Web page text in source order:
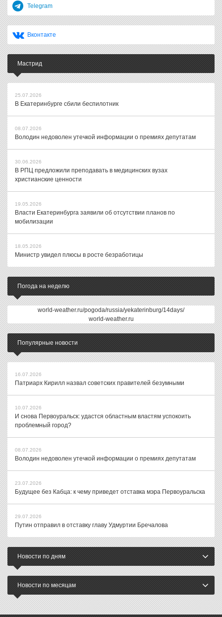
Telegram
Вконтакте
Мастрид
25.07.2026
В Екатеринбурге сбили беспилотник
08.07.2026
Володин недоволен утечкой информации о премиях депутатам
30.06.2026
В РПЦ предложили преподавать в медицинских вузах
христианские ценности
19.05.2026
Власти Екатеринбурга заявили об отсутствии планов по
мобилизации
18.05.2026
Министр увидел плюсы в росте безработицы
Погода на неделю
world-weather.ru/pogoda/russia/yekaterinburg/14days/
world-weather.ru
Популярные новости
16.07.2026
Патриарх Кирилл назвал советских правителей безумными
10.07.2026
И снова Первоуральск: удастся областным властям успокоить
проблемный город?
08.07.2026
Володин недоволен утечкой информации о премиях депутатам
23.07.2026
Будущее без Кабца: к чему приведет отставка мэра Первоуральска
29.07.2026
Путин отправил в отставку главу Удмуртии Бречалова
Новости по дням
Новости по месяцам